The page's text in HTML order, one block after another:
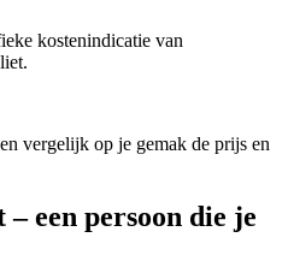
kostenindicatie van
vergelijk op je gemak de prijs en
een persoon die je